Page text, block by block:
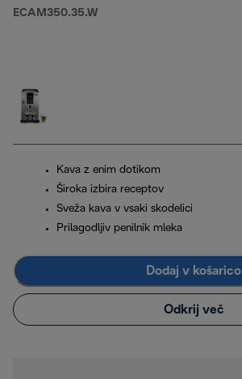
ECAM350.35.W
Kava z enim dotikom
Široka izbira receptov
Sveža kava v vsaki skodelici
Prilagodljiv penilnik mleka
Dodaj v košarico
Odkrij več